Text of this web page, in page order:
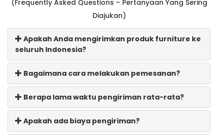
(Frequently Asked Questions – Pertanyaan Yang Sering
Diajukan)
Apakah Anda mengirimkan produk furniture ke
seluruh Indonesia?
Bagaimana cara melakukan pemesanan?
Berapa lama waktu pengiriman rata-rata?
Apakah ada biaya pengiriman?